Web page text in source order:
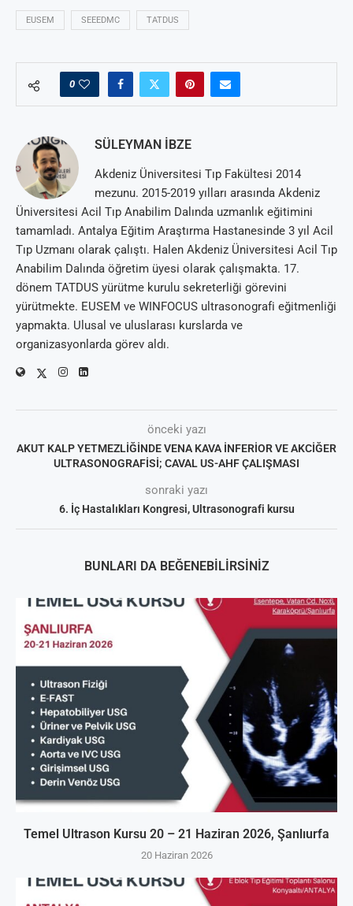
EUSEM SEEEDMC TATDUS
0
SÜLEYMAN İBZE
Akdeniz Üniversitesi Tıp Fakültesi 2014
mezunu. 2015-2019 yılları arasında Akdeniz
Üniversitesi Acil Tıp Anabilim Dalında uzmanlık eğitimini
tamamladı. Antalya Eğitim Araştırma Hastanesinde 3 yıl Acil
Tıp Uzmanı olarak çalıştı. Halen Akdeniz Üniversitesi Acil Tıp
Anabilim Dalında öğretim üyesi olarak çalışmakta. 17.
dönem TATDUS yürütme kurulu sekreterliği görevini
yürütmekte. EUSEM ve WINFOCUS ultrasonografi eğitmenliği
yapmakta. Ulusal ve uluslarası kurslarda ve
organizasyonlarda görev aldı.
önceki yazı
AKUT KALP YETMEZLİĞİNDE VENA KAVA İNFERİOR VE AKCİĞER
ULTRASONOGRAFİSİ; CAVAL US-AHF ÇALIŞMASI
sonraki yazı
6. İç Hastalıkları Kongresi, Ultrasonografi kursu
BUNLARI DA BEĞENEBILIRSINIZ
Temel Ultrason Kursu 20 – 21 Haziran 2026, Şanlıurfa
20 Haziran 2026